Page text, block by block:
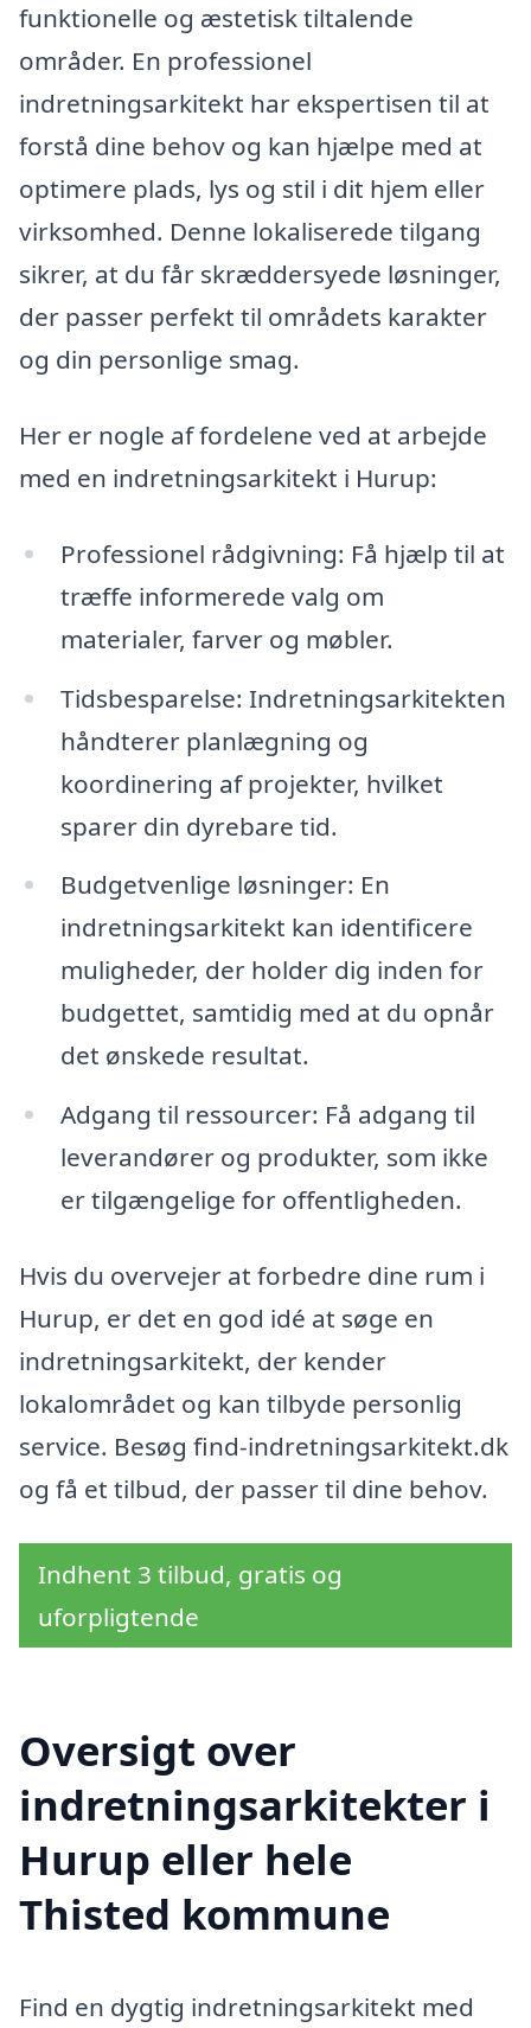
funktionelle og æstetisk tiltalende
områder. En professionel
indretningsarkitekt har ekspertisen til at
forstå dine behov og kan hjælpe med at
optimere plads, lys og stil i dit hjem eller
virksomhed. Denne lokaliserede tilgang
sikrer, at du får skræddersyede løsninger,
der passer perfekt til områdets karakter
og din personlige smag.
Her er nogle af fordelene ved at arbejde
med en indretningsarkitekt i Hurup:
Professionel rådgivning: Få hjælp til at
træffe informerede valg om
materialer, farver og møbler.
Tidsbesparelse: Indretningsarkitekten
håndterer planlægning og
koordinering af projekter, hvilket
sparer din dyrebare tid.
Budgetvenlige løsninger: En
indretningsarkitekt kan identificere
muligheder, der holder dig inden for
budgettet, samtidig med at du opnår
det ønskede resultat.
Adgang til ressourcer: Få adgang til
leverandører og produkter, som ikke
er tilgængelige for offentligheden.
Hvis du overvejer at forbedre dine rum i
Hurup, er det en god idé at søge en
indretningsarkitekt, der kender
lokalområdet og kan tilbyde personlig
service. Besøg find-indretningsarkitekt.dk
og få et tilbud, der passer til dine behov.
Indhent 3 tilbud, gratis og
uforpligtende
Oversigt over
indretningsarkitekter i
Hurup eller hele
Thisted kommune
Find en dygtig indretningsarkitekt med